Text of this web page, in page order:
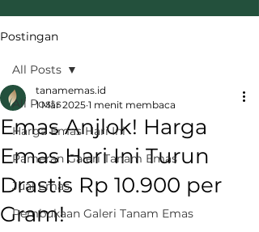
Postingan
All Posts
Harga Emas Hari Ini
Pameran Galeri Tanam Emas
Jual Emas
Pembukaan Galeri Tanam Emas
All Posts
Emas Anjlok! Harga
Emas Hari Ini Turun
Drastis Rp 10.900 per
Gram!
tanamemas.id
1 Mar 2025 1 menit membaca